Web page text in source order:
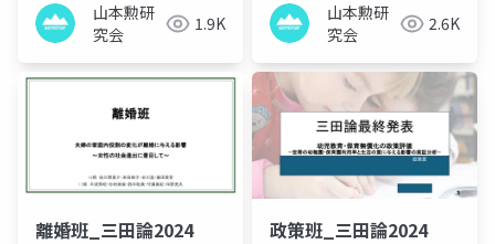
山本勲研
究会
1.9K
山本勲研
究会
2.6K
離婚班_三田論2024 政策班_三田論2024